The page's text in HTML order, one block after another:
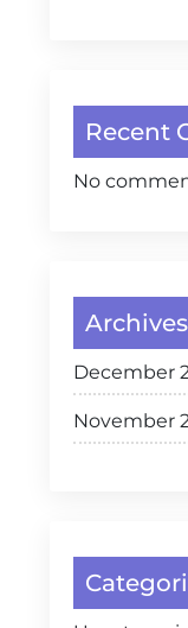
Recent
No
Archives
December
November